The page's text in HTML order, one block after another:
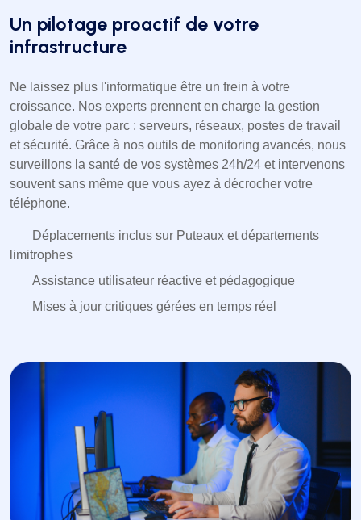
Un pilotage proactif de votre
infrastructure
Ne laissez plus l'informatique être un frein à votre
croissance. Nos experts prennent en charge la gestion
globale de votre parc : serveurs, réseaux, postes de travail
et sécurité. Grâce à nos outils de monitoring avancés, nous
surveillons la santé de vos systèmes 24h/24 et intervenons
souvent sans même que vous ayez à décrocher votre
téléphone.
Déplacements inclus sur Puteaux et départements
limitrophes
Assistance utilisateur réactive et pédagogique
Mises à jour critiques gérées en temps réel